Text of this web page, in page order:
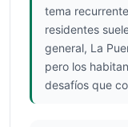
tema
residentes
general, La
pero los
desafíos que